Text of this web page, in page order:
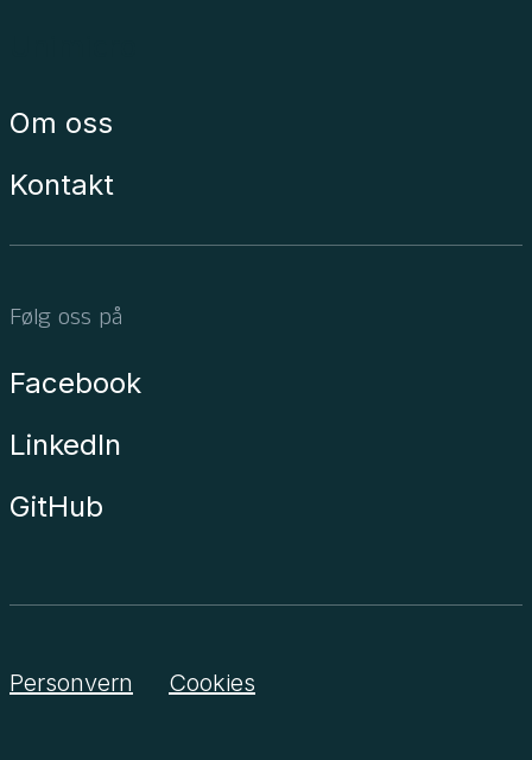
Om oss
Kontakt
Følg oss på
Facebook
LinkedIn
GitHub
Personvern Cookies